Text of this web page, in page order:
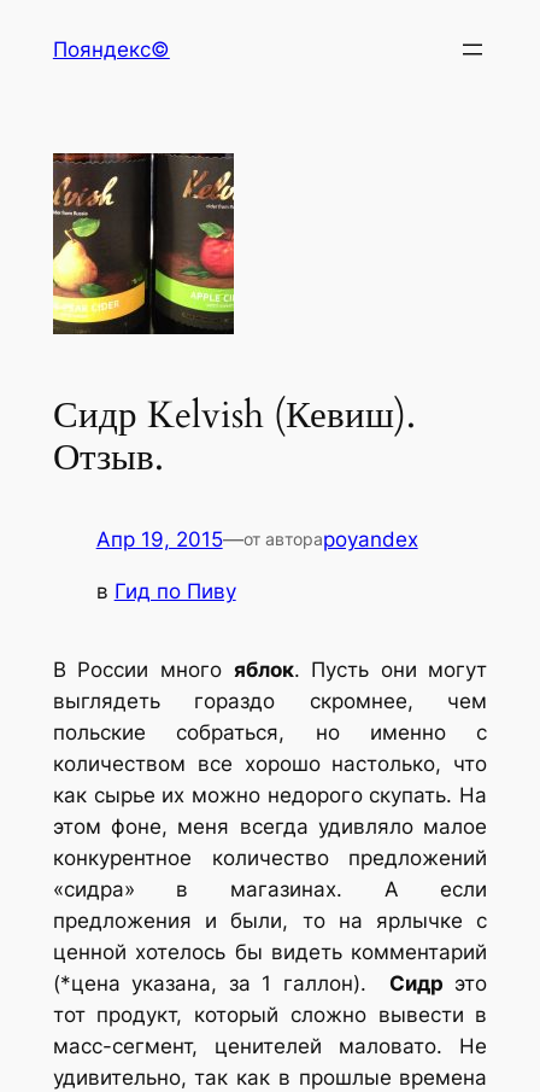
Пояндекс©
Сидр Kelvish (Кевиш).
Отзыв.
Апр 19, 2015—от автораpoyandex
в Гид по Пиву
В России много яблок. Пусть они могут
выглядеть гораздо скромнее, чем
польские собраться, но именно с
количеством все хорошо настолько, что
как сырье их можно недорого скупать. На
этом фоне, меня всегда удивляло малое
конкурентное количество предложений
«сидра» в магазинах. А если
предложения и были, то на ярлычке с
ценной хотелось бы видеть комментарий
(*цена указана, за 1 галлон). Сидр это
тот продукт, который сложно вывести в
масс-сегмент, ценителей маловато. Не
удивительно, так как в прошлые времена